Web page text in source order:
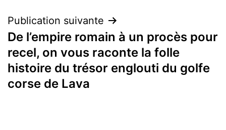
Publication suivante
De l’empire romain à un procès pour
recel, on vous raconte la folle
histoire du trésor englouti du golfe
corse de Lava